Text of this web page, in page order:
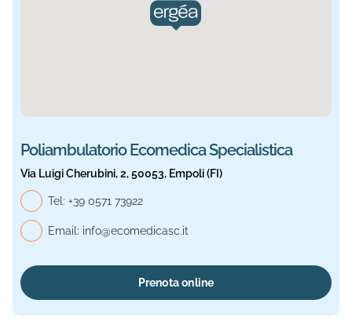
Poliambulatorio Ecomedica Specialistica
Via Luigi Cherubini, 2, 50053, Empoli (FI)
Tel: Telefono generale, Ecomedica Specialistica
+39 0571 73922
Email: info@ecomedicasc.it
Prenota online